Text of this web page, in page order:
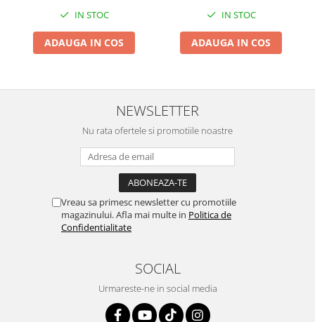
IN STOC
ADAUGA IN COS
IN STOC
ADAUGA IN COS
NEWSLETTER
Nu rata ofertele si promotiile noastre
Vreau sa primesc newsletter cu promotiile
magazinului. Afla mai multe in Politica de
Confidentialitate
SOCIAL
Urmareste-ne in social media